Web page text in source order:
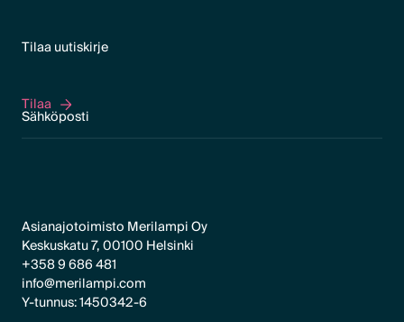
Tilaa uutiskirje
Tilaa
Tilaa
Asianajotoimisto Merilampi Oy
Keskuskatu 7, 00100 Helsinki
+358 9 686 481
info@merilampi.com
Y-tunnus: 1450342-6